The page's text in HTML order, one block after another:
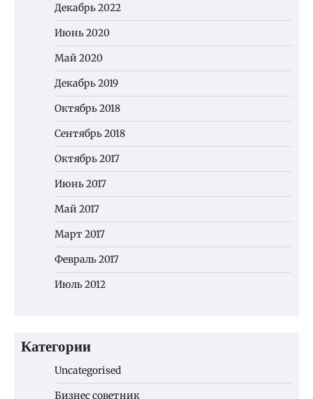
Декабрь 2022
Июнь 2020
Май 2020
Декабрь 2019
Октябрь 2018
Сентябрь 2018
Октябрь 2017
Июнь 2017
Май 2017
Март 2017
Февраль 2017
Июль 2012
Категории
Uncategorised
Бизнес советник